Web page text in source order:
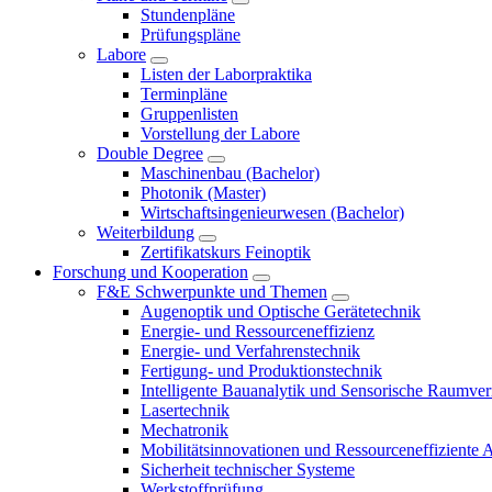
Stundenpläne
Prüfungspläne
Labore
Listen der Laborpraktika
Terminpläne
Gruppenlisten
Vorstellung der Labore
Double Degree
Maschinenbau (Bachelor)
Photonik (Master)
Wirtschaftsingenieurwesen (Bachelor)
Weiterbildung
Zertifikatskurs Feinoptik
Forschung und Kooperation
F&E Schwerpunkte und Themen
Augenoptik und Optische Gerätetechnik
Energie- und Ressourceneffizienz
Energie- und Verfahrenstechnik
Fertigung- und Produktionstechnik
Intelligente Bauanalytik und Sensorische
Lasertechnik
Mechatronik
Mobilitätsinnovationen und Ressourceneffiziente
Sicherheit technischer Systeme